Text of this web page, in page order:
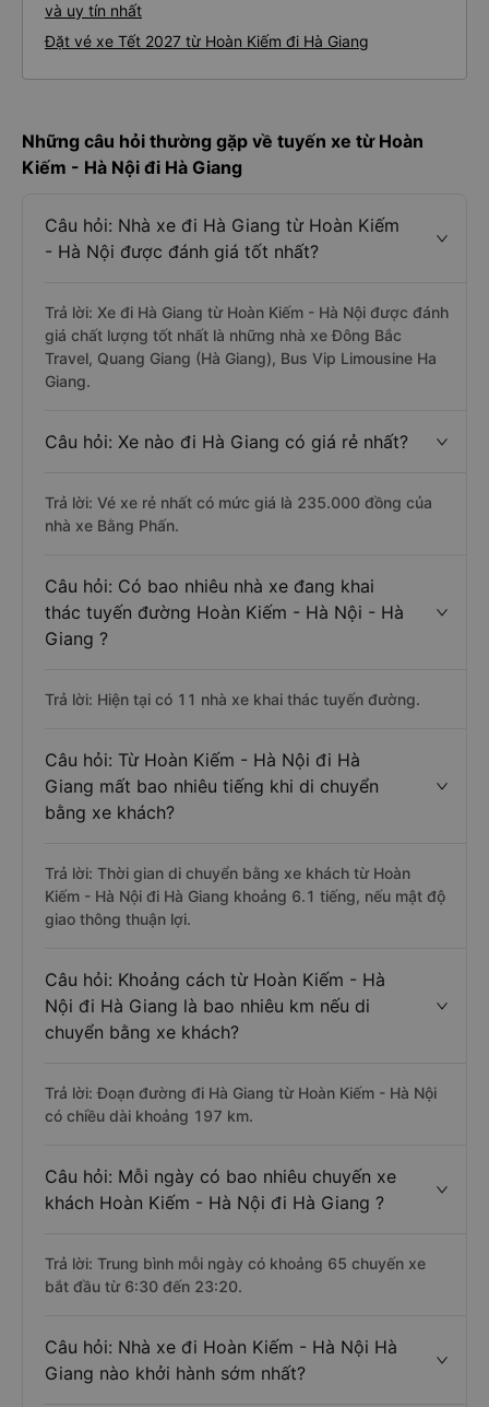
và uy tín nhất
Đặt vé xe Tết 2027 từ Hoàn Kiếm đi Hà Giang
Những câu hỏi thường gặp về tuyến xe từ Hoàn
Kiếm - Hà Nội đi Hà Giang
Câu hỏi: Nhà xe đi Hà Giang từ Hoàn Kiếm
- Hà Nội được đánh giá tốt nhất?
Trả lời: Xe đi Hà Giang từ Hoàn Kiếm - Hà Nội được đánh
giá chất lượng tốt nhất là những nhà xe Đông Bắc
Travel, Quang Giang (Hà Giang), Bus Vip Limousine Ha
Giang.
Câu hỏi: Xe nào đi Hà Giang có giá rẻ nhất?
Trả lời: Vé xe rẻ nhất có mức giá là 235.000 đồng của
nhà xe Bằng Phấn.
Câu hỏi: Có bao nhiêu nhà xe đang khai
thác tuyến đường Hoàn Kiếm - Hà Nội - Hà
Giang ?
Trả lời: Hiện tại có 11 nhà xe khai thác tuyến đường.
Câu hỏi: Từ Hoàn Kiếm - Hà Nội đi Hà
Giang mất bao nhiêu tiếng khi di chuyển
bằng xe khách?
Trả lời: Thời gian di chuyển bằng xe khách từ Hoàn
Kiếm - Hà Nội đi Hà Giang khoảng 6.1 tiếng, nếu mật độ
giao thông thuận lợi.
Câu hỏi: Khoảng cách từ Hoàn Kiếm - Hà
Nội đi Hà Giang là bao nhiêu km nếu di
chuyển bằng xe khách?
Trả lời: Đoạn đường đi Hà Giang từ Hoàn Kiếm - Hà Nội
có chiều dài khoảng 197 km.
Câu hỏi: Mỗi ngày có bao nhiêu chuyến xe
khách Hoàn Kiếm - Hà Nội đi Hà Giang ?
Trả lời: Trung bình mỗi ngày có khoảng 65 chuyến xe
bắt đầu từ 6:30 đến 23:20.
Câu hỏi: Nhà xe đi Hoàn Kiếm - Hà Nội Hà
Giang nào khởi hành sớm nhất?